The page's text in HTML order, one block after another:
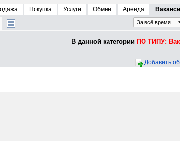
Покупка Услуги Обмен Аренда
В данной категории ПО ТИПУ:
Добавить